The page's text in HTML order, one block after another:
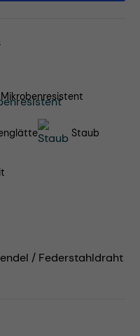
Mikrobenresistent
Staub
/ Federstahldraht